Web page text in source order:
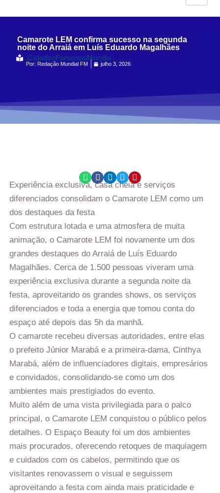
Camarote LEM confirma sucesso na segunda
noite do Arraiá em Luís Eduardo Magalhães
CidadesFamososMundo
Por: Redação Mundial FM julho 3, 2026
Experiência exclusiva, casa cheia e serviços
diferenciados consolidam o Camarote LEM como um
dos destaques da festa
Com estrutura lotada e uma atmosfera de muita
animação, o Camarote LEM foi novamente um dos
grandes destaques do Arraiá de Luís Eduardo
Magalhães. Cerca de 1.500 pessoas viveram uma
experiência exclusiva durante a segunda noite da
festa, aproveitando os grandes shows, os serviços
diferenciados e toda a energia que tomou conta do
espaço até depois das 5h da manhã.
O camarote recebeu diversas autoridades, entre elas
o prefeito Júnior Marabá e a primeira-dama, Cinthya
Marabá, além de influenciadores digitais, empresários
e convidados, consolidando-se como um dos
ambientes mais prestigiados do evento.
Muito além de uma vista privilegiada para o palco
principal, o Camarote LEM conquistou o público pelos
detalhes. O Espaço Beauty foi um dos ambientes
mais procurados, oferecendo retoques de maquiagem
e cuidados com os cabelos, permitindo que os
visitantes renovassem o visual e seguissem
aproveitando a festa com ainda mais praticidade e